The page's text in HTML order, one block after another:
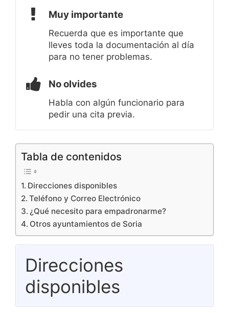
Muy importante
Recuerda que es importante que
lleves toda la documentación al día
para no tener problemas.
No olvides
Habla con algún funcionario para
pedir una cita previa.
Tabla de contenidos
Direcciones disponibles
Teléfono y Correo Electrónico
¿Qué necesito para empadronarme?
Otros ayuntamientos de Soria
Direcciones
disponibles